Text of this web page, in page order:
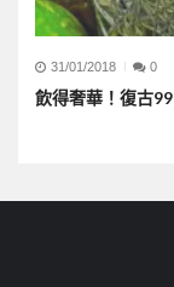
31/01/2018 0
飲得奢華！復古